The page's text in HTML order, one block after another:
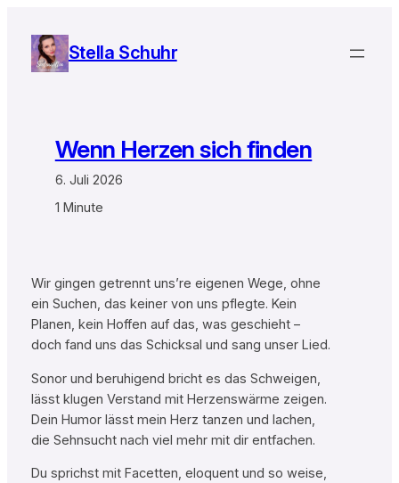
Inhalt
springen
Stella Schuhr
Wenn Herzen sich finden
6. Juli 2026
1 Minute
Wir gingen getrennt uns’re eigenen Wege, ohne
ein Suchen, das keiner von uns pflegte. Kein
Planen, kein Hoffen auf das, was geschieht –
doch fand uns das Schicksal und sang unser Lied.
Sonor und beruhigend bricht es das Schweigen,
lässt klugen Verstand mit Herzenswärme zeigen.
Dein Humor lässt mein Herz tanzen und lachen,
die Sehnsucht nach viel mehr mit dir entfachen.
Du sprichst mit Facetten, eloquent und so weise,